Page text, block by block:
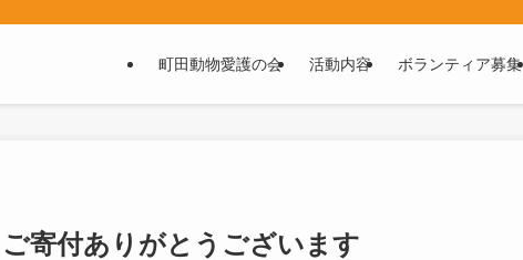
町田動物愛護の会 活動内容 ボランティア募集
ご寄付ありがとうございます